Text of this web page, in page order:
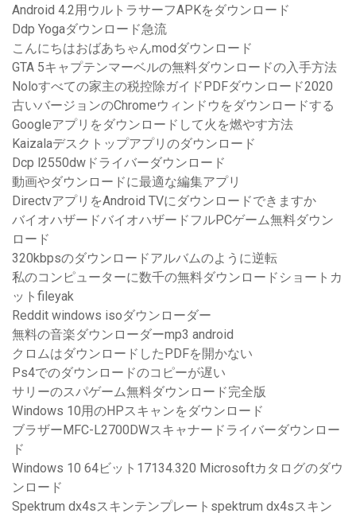
Android 4.2用ウルトラサーフAPKをダウンロード
Ddp Yogaダウンロード急流
こんにちはおばあちゃんmodダウンロード
GTA 5キャプテンマーベルの無料ダウンロードの入手方法
Noloすべての家主の税控除ガイドPDFダウンロード2020
古いバージョンのChromeウィンドウをダウンロードする
Googleアプリをダウンロードして火を燃やす方法
Kaizalaデスクトップアプリのダウンロード
Dcp l2550dwドライバーダウンロード
動画やダウンロードに最適な編集アプリ
DirectvアプリをAndroid TVにダウンロードできますか
バイオハザードバイオハザードフルPCゲーム無料ダウン
ロード
320kbpsのダウンロードアルバムのように逆転
私のコンピューターに数千の無料ダウンロードショートカ
ットfileyak
Reddit windows isoダウンローダー
無料の音楽ダウンローダーmp3 android
クロムはダウンロードしたPDFを開かない
Ps4でのダウンロードのコピーが遅い
サリーのスパゲーム無料ダウンロード完全版
Windows 10用のHPスキャンをダウンロード
ブラザーMFC-L2700DWスキャナードライバーダウンロー
ド
Windows 10 64ビット17134.320 Microsoftカタログのダウ
ンロード
Spektrum dx4sスキンテンプレートspektrum dx4sスキン